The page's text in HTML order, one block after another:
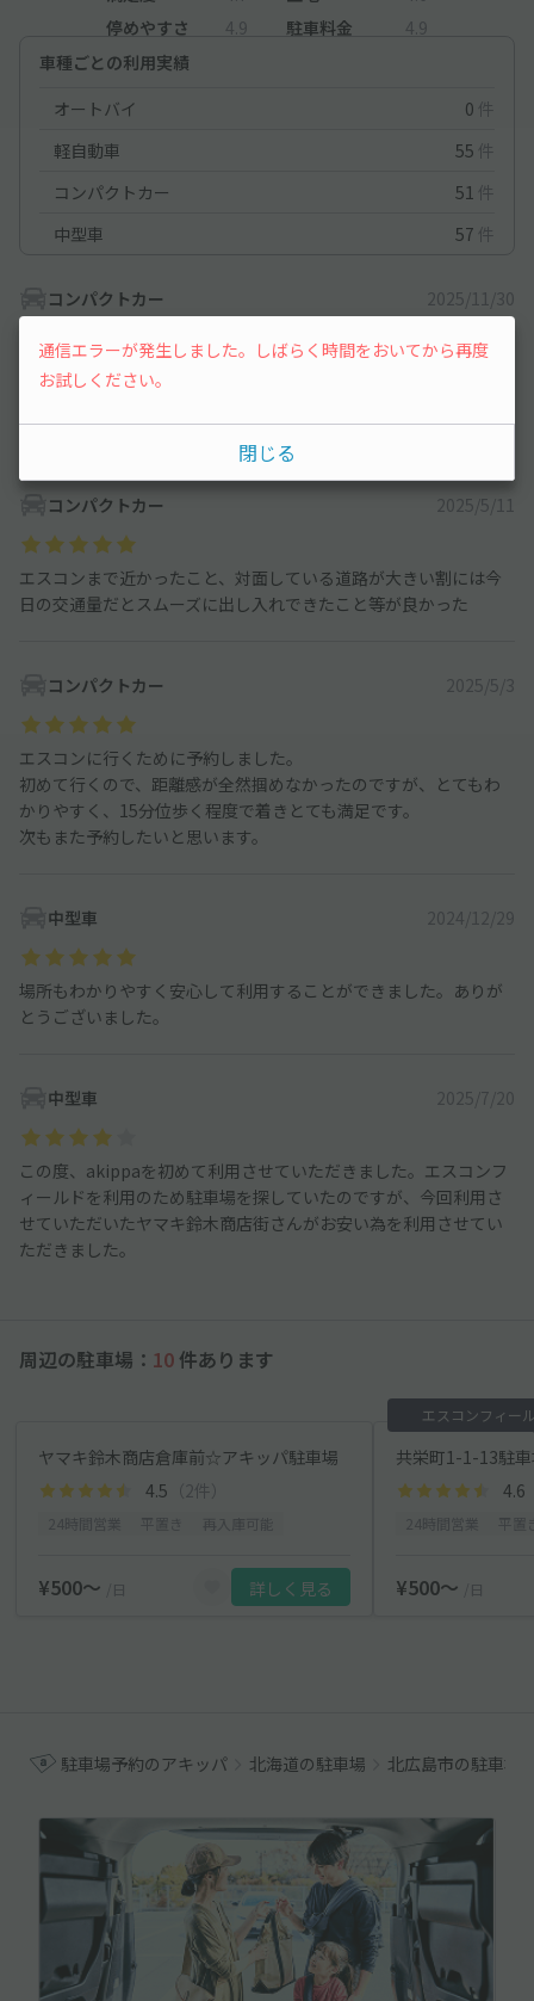
停めやすさ
4.9 駐車料金
4.9
車種ごとの利用実績
オートバイ
0 件
軽自動車
55 件
コンパクトカー
51 件
中型車
57 件
コンパクトカー 2025/11/30
初めて利用させていただきました。６番で入庫に少し手間どりま
機会があったらまたお願いしたいです。
コンパクトカー 2025/5/11
エスコンまで近かったこと、対面している道路が大きい割には今
日の交通量だとスムーズに出し入れできたこと等が良かった
コンパクトカー 2025/5/3
エスコンに行くために予約しました。
初めて行くので、距離感が全然掴めなかったのですが、とてもわ
かりやすく、15分位歩く程度で着きとても満足です。
次もまた予約したいと思います。
中型車 2024/12/29
場所もわかりやすく安心して利用することができました。ありが
とうございました。
中型車 2025/7/20
この度、akippaを初めて利用させていただきました。エスコンフ
ィールドを利用のため駐車場を探していたのですが、今回利用さ
せていただいたヤマキ鈴木商店街さんがお安い為を利用させてい
ただきました。
周辺の駐車場： 10 件あります
ヤマキ鈴木商店倉庫前☆アキッパ駐車場
4.5 （2件）
¥500〜 /日 詳しく見る
エスコンフィー
共栄町1-1-13駐
4.6
¥500〜 /日
駐車場予約のアキッパ 北海道の駐車場 北広島市の駐車場
通信エラーが発生しました。しばらく時間をおいてから再度
お試しください。
閉じる